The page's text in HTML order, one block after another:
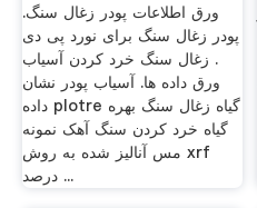
ورق اطلاعات پودر زغال سنگ.
پودر زغال سنگ برای نورد پی دی
. زغال سنگ خرد کردن آسیاب
ورق داده ها. آسیاب پودر نشان
داده plotre گیاه زغال سنگ بهره
گیاه خرد کردن سنگ آهک نمونه
مس آنالیز شده به روش xrf
درصد ...